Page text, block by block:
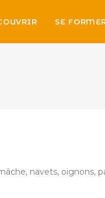
SE
navets, oignons,